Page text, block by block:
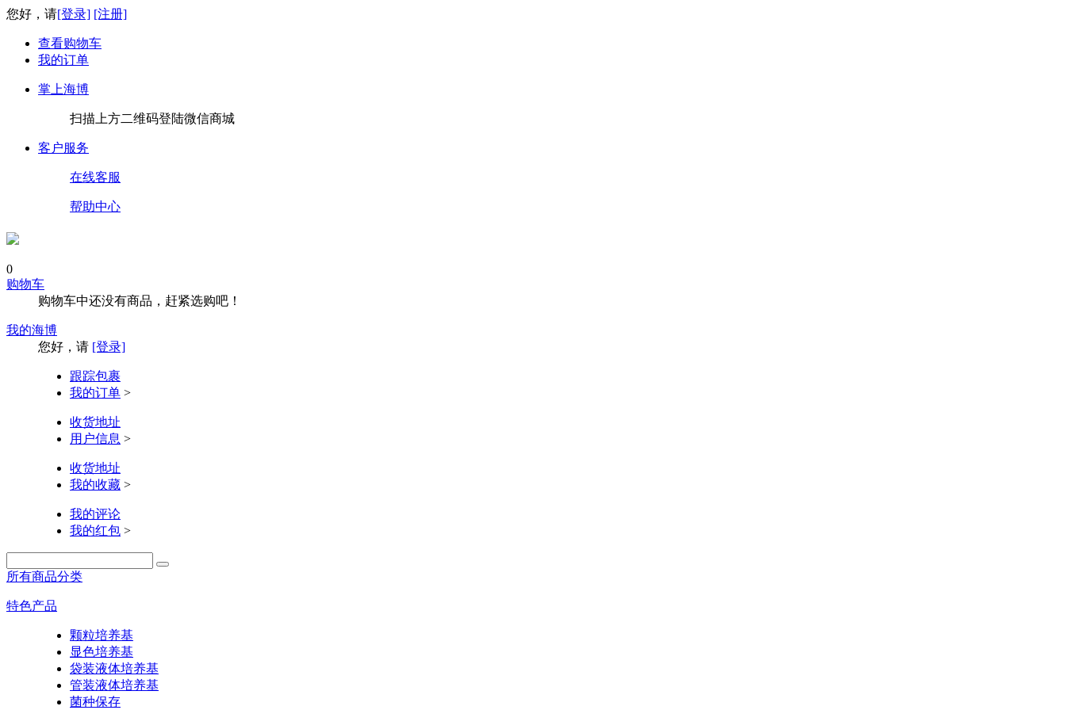
您好，请[登录] [注册]
查看购物车
我的订单
掌上海博
扫描上方二维码登陆微信商城
客户服务
在线客服
帮助中心
0
购物车
购物车中还没有商品，赶紧选购吧！
我的海博
您好，请 [登录]
跟踪包裹
我的订单 >
收货地址
用户信息 >
收货地址
我的收藏 >
我的评论
我的红包 >
所有商品分类
特色产品
颗粒培养基
显色培养基
袋装液体培养基
管装液体培养基
菌种保存